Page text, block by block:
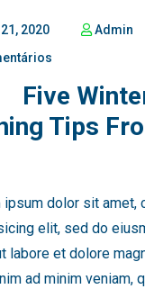
2020
Admin
Five
Tips
ipsum dolor sit amet,
elit, sed do
labore et dolore
ad minim veniam,